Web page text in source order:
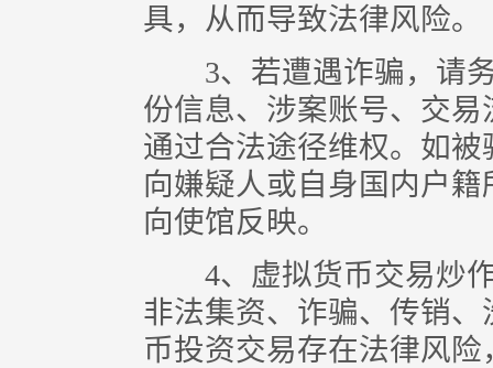
具，从而导致法律风险。
3、若遭遇诈骗，请务
份信息、涉案账号、交
通过合法途径维权。如
向嫌疑人或自身国内户
向使馆反映。
4、虚拟货币交易炒作
非法集资、诈骗、传销
币投资交易存在法律风